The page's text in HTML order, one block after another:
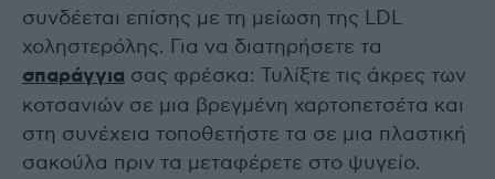
συνδέεται επίσης με τη μείωση της LDL
χοληστερόλης. Για να διατηρήσετε τα
σπαράγγια σας φρέσκα: Τυλίξτε τις άκρες των
κοτσανιών σε μια βρεγμένη χαρτοπετσέτα και
στη συνέχεια τοποθετήστε τα σε μια πλαστική
σακούλα πριν τα μεταφέρετε στο ψυγείο.